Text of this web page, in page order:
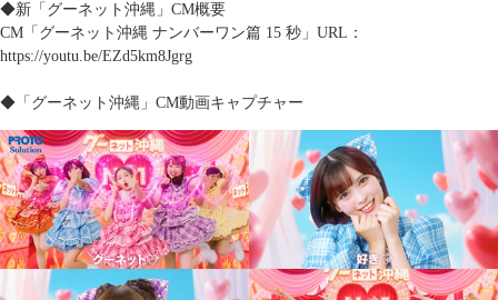
◆新「グーネット沖縄」CM概要
CM「グーネット沖縄 ナンバーワン篇 15 秒」URL：
https://youtu.be/EZd5km8Jgrg
◆「グーネット沖縄」CM動画キャプチャー